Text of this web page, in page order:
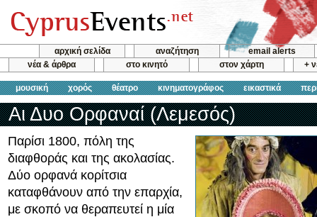
αρχική σελίδα αναζήτηση
email alerts
νέα & άρθρα
στο κινητό στον χάρτη +
μουσική χορός θέατρο κινηματογράφος εικαστικά
Αι Δυο Ορφαναί (Λεμεσός)
Παρίσι 1800, πόλη της
διαφθοράς και της ακολασίας.
Δύο ορφανά κορίτσια
καταφθάνουν από την επαρχία,
με σκοπό να θεραπευτεί η μία